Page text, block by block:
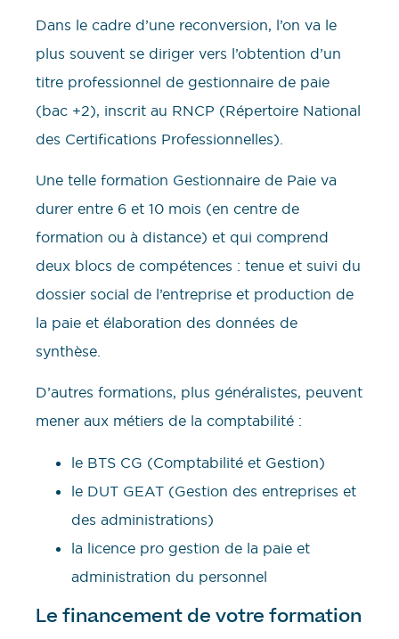
Dans le cadre d’une reconversion, l’on va le
plus souvent se diriger vers l’obtention d’un
titre professionnel de gestionnaire de paie
(bac +2), inscrit au RNCP (Répertoire National
des Certifications Professionnelles).
Une telle formation Gestionnaire de Paie va
durer entre 6 et 10 mois (en centre de
formation ou à distance) et qui comprend
deux blocs de compétences : tenue et suivi du
dossier social de l’entreprise et production de
la paie et élaboration des données de
synthèse.
D’autres formations, plus généralistes, peuvent
mener aux métiers de la comptabilité :
le BTS CG (Comptabilité et Gestion)
le DUT GEAT (Gestion des entreprises et
des administrations)
la licence pro gestion de la paie et
administration du personnel
Le financement de votre formation